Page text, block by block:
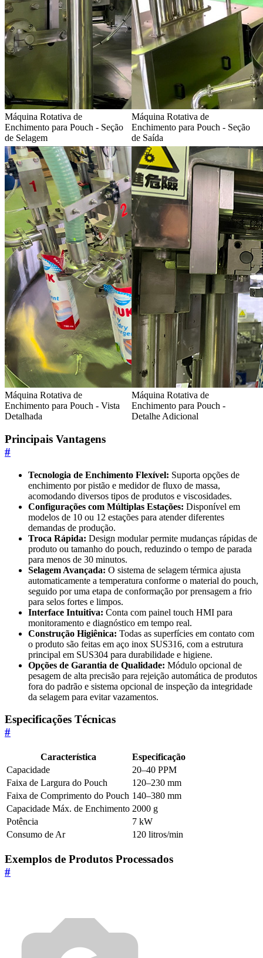
Máquina Rotativa de
Enchimento para Pouch - Seção
de Selagem
Máquina Rotativa de
Enchimento para Pouch - Seção
de Saída
Máquina Rotativa de
Enchimento para Pouch - Vista
Detalhada
Máquina Rotativa de
Enchimento para Pouch -
Detalhe Adicional
Principais Vantagens
#
Tecnologia de Enchimento Flexível: Suporta opções de
enchimento por pistão e medidor de fluxo de massa,
acomodando diversos tipos de produtos e viscosidades.
Configurações com Múltiplas Estações: Disponível em
modelos de 10 ou 12 estações para atender diferentes
demandas de produção.
Troca Rápida: Design modular permite mudanças rápidas de
produto ou tamanho do pouch, reduzindo o tempo de parada
para menos de 30 minutos.
Selagem Avançada: O sistema de selagem térmica ajusta
automaticamente a temperatura conforme o material do pouch,
seguido por uma etapa de conformação por prensagem a frio
para selos fortes e limpos.
Interface Intuitiva: Conta com painel touch HMI para
monitoramento e diagnóstico em tempo real.
Construção Higiênica: Todas as superfícies em contato com
o produto são feitas em aço inox SUS316, com a estrutura
principal em SUS304 para durabilidade e higiene.
Opções de Garantia de Qualidade: Módulo opcional de
pesagem de alta precisão para rejeição automática de produtos
fora do padrão e sistema opcional de inspeção da integridade
da selagem para evitar vazamentos.
Especificações Técnicas
#
Característica
Especificação
Capacidade
20–40 PPM
Faixa de Largura do Pouch
120–230 mm
Faixa de Comprimento do Pouch 140–380 mm
Capacidade Máx. de Enchimento 2000 g
Potência
7 kW
Consumo de Ar
120 litros/min
Exemplos de Produtos Processados
#